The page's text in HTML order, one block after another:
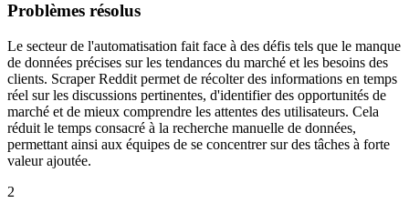
Problèmes résolus
Le secteur de l'automatisation fait face à des défis tels que le manque
de données précises sur les tendances du marché et les besoins des
clients. Scraper Reddit permet de récolter des informations en temps
réel sur les discussions pertinentes, d'identifier des opportunités de
marché et de mieux comprendre les attentes des utilisateurs. Cela
réduit le temps consacré à la recherche manuelle de données,
permettant ainsi aux équipes de se concentrer sur des tâches à forte
valeur ajoutée.
2